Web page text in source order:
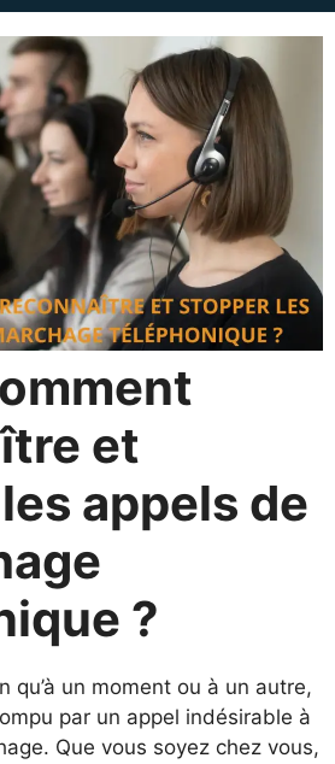
et
appels de
?
qu’à un moment ou à un autre,
par un appel indésirable à
Que vous soyez chez vous,